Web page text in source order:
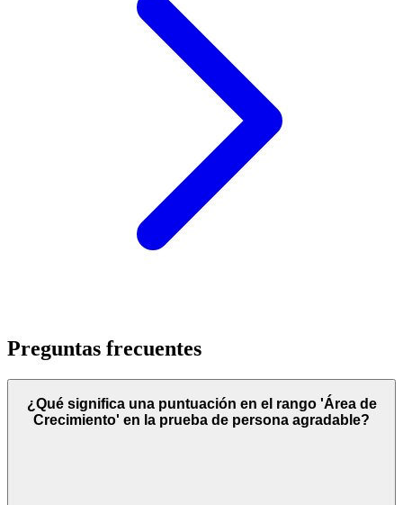
Preguntas frecuentes
¿Qué significa una puntuación en el rango 'Área de
Crecimiento' en la prueba de persona agradable?